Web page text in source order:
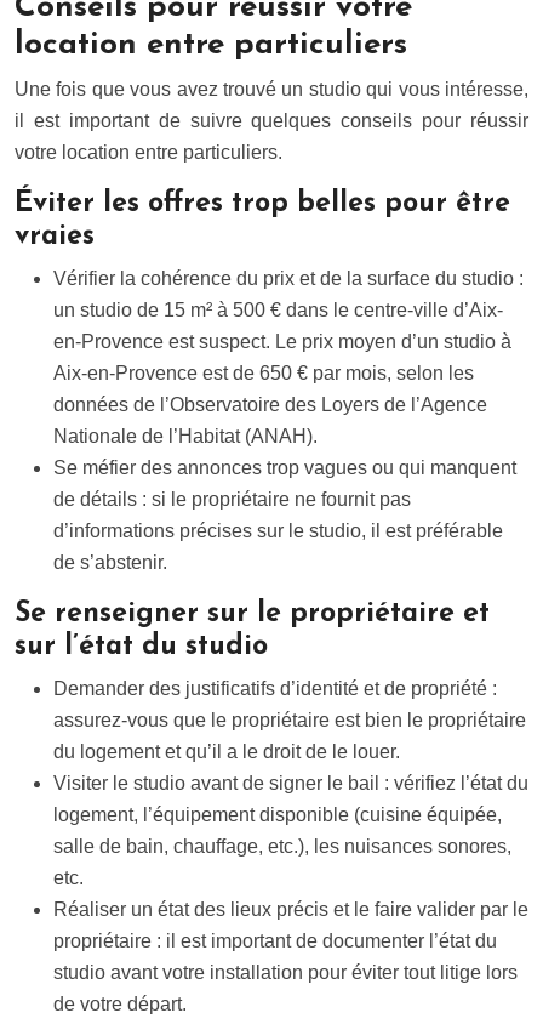
Conseils pour réussir votre
location entre particuliers
Une fois que vous avez trouvé un studio qui vous intéresse,
il est important de suivre quelques conseils pour réussir
votre location entre particuliers.
Éviter les offres trop belles pour être
vraies
Vérifier la cohérence du prix et de la surface du studio :
un studio de 15 m² à 500 € dans le centre-ville d’Aix-
en-Provence est suspect. Le prix moyen d’un studio à
Aix-en-Provence est de 650 € par mois, selon les
données de l’Observatoire des Loyers de l’Agence
Nationale de l’Habitat (ANAH).
Se méfier des annonces trop vagues ou qui manquent
de détails : si le propriétaire ne fournit pas
d’informations précises sur le studio, il est préférable
de s’abstenir.
Se renseigner sur le propriétaire et
sur l’état du studio
Demander des justificatifs d’identité et de propriété :
assurez-vous que le propriétaire est bien le propriétaire
du logement et qu’il a le droit de le louer.
Visiter le studio avant de signer le bail : vérifiez l’état du
logement, l’équipement disponible (cuisine équipée,
salle de bain, chauffage, etc.), les nuisances sonores,
etc.
Réaliser un état des lieux précis et le faire valider par le
propriétaire : il est important de documenter l’état du
studio avant votre installation pour éviter tout litige lors
de votre départ.